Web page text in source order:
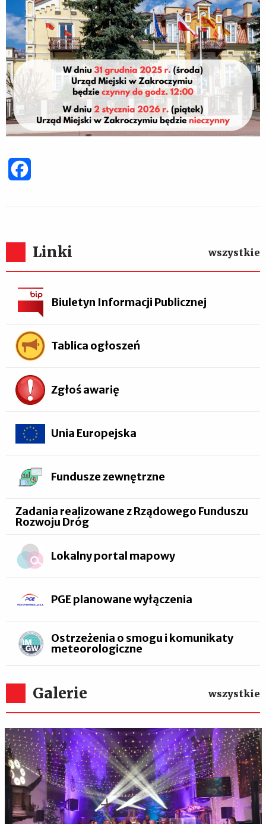
Linki wszystkie
Biuletyn Informacji Publicznej
Tablica ogłoszeń
Zgłoś awarię
Unia Europejska
Fundusze zewnętrzne
Zadania realizowane z Rządowego Funduszu
Rozwoju Dróg
Lokalny portal mapowy
PGE planowane wyłączenia
Ostrzeżenia o smogu i komunikaty
meteorologiczne
Galerie wszystkie